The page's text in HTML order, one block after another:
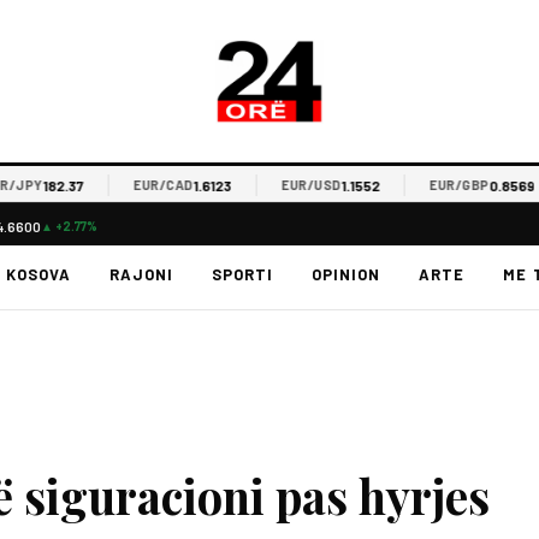
182.37 EUR/CAD1.6123 EUR/USD1.1552 EUR/GBP0.8569
▲ +2.77%
KOSOVA RAJONI SPORTI OPINION ARTE ME
siguracioni pas hyrjes